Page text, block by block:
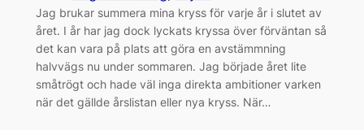
Jag brukar summera mina kryss för varje år i slutet av
året. I år har jag dock lyckats kryssa över förväntan så
det kan vara på plats att göra en avstämmning
halvvägs nu under sommaren. Jag började året lite
småtrögt och hade väl inga direkta ambitioner varken
när det gällde årslistan eller nya kryss. När…